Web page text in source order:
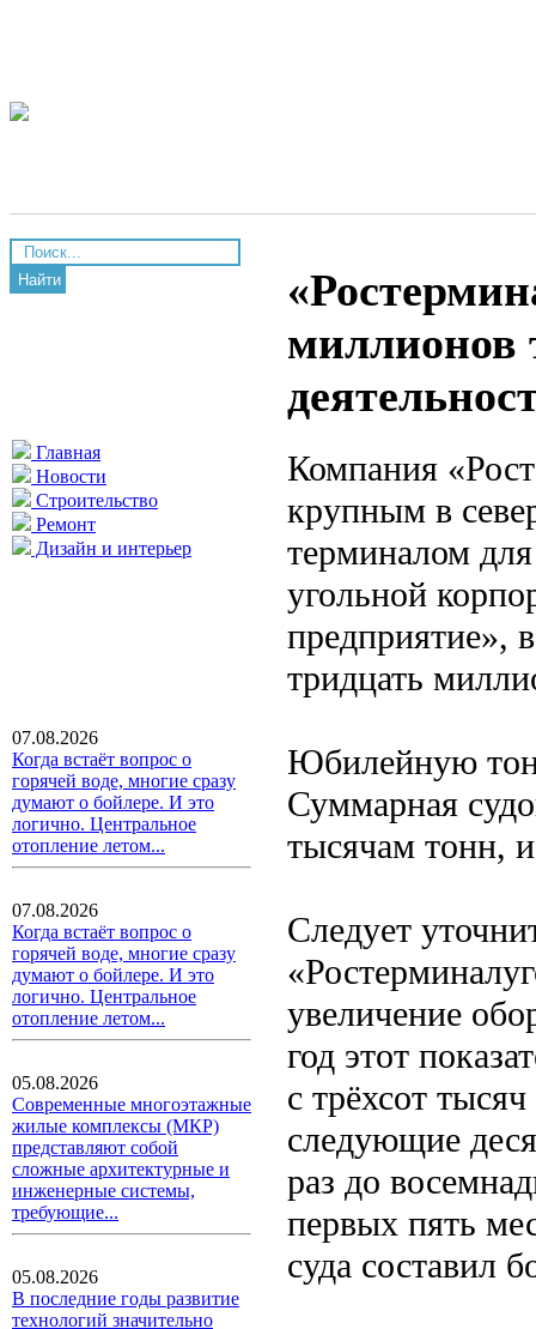
Найти
Главная
Новости
Строительство
Ремонт
Дизайн и интерьер
07.08.2026
Когда встаёт вопрос о
горячей воде, многие сразу
думают о бойлере. И это
логично. Центральное
отопление летом...
07.08.2026
Когда встаёт вопрос о
горячей воде, многие сразу
думают о бойлере. И это
логично. Центральное
отопление летом...
05.08.2026
Современные многоэтажные
жилые комплексы (МКР)
представляют собой
сложные архитектурные и
инженерные системы,
требующие...
05.08.2026
В последние годы развитие
технологий значительно
миллионов
Компания
крупным в
терминалом
угольной
предприятие»,
тридцать
Юбилейную
Суммарная
тысячам тонн,
Следует
увеличение
год этот
с трёхсот
следующие
раз до
первых пять
суда составил